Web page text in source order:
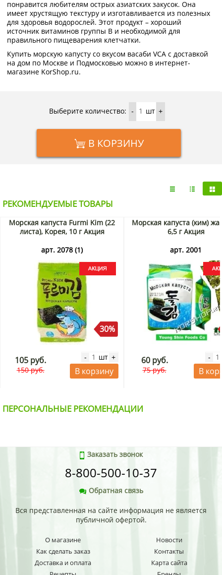
понравится любителям острых азиатских закусок. Она
имеет хрустящую текстуру и изготавливается из полезных
для здоровья водорослей. Этот продукт – хороший
источник витаминов группы В и необходимой для
правильного пищеварения клетчатки.
Купить морскую капусту со вкусом васаби VCA с доставкой
на дом по Москве и Подмосковью можно в интернет-
магазине KorShop.ru.
Выберите количество: - шт +
В КОРЗИНУ
РЕКОМЕНДУЕМЫЕ ТОВАРЫ
Морская капуста Furmi Kim (22
листа), Корея, 10 г Акция
арт. 2078 (1)
30%
105 руб.
150 руб.
- шт +
В корзину
Морская капуста (ким)
6,5 г Акция
арт. 2001
60 руб.
75 руб.
-
В
ПЕРСОНАЛЬНЫЕ РЕКОМЕНДАЦИИ
Заказать звонок
8-800-500-10-37
Обратная связь
Вся представленная на сайте информация не является
публичной офертой.
О магазине
Как сделать заказ
Доставка и оплата
Новости
Контакты
Карта сайта